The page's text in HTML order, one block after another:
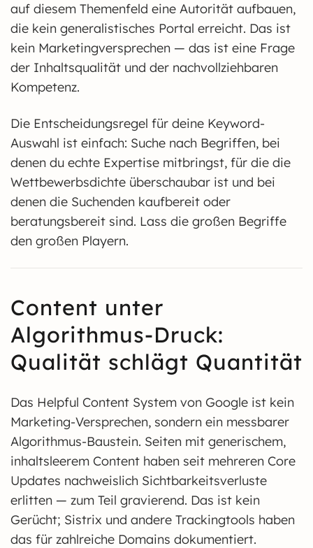
auf diesem Themenfeld eine Autorität aufbauen,
die kein generalistisches Portal erreicht. Das ist
kein Marketingversprechen — das ist eine Frage
der Inhaltsqualität und der nachvollziehbaren
Kompetenz.
Die Entscheidungsregel für deine Keyword-
Auswahl ist einfach: Suche nach Begriffen, bei
denen du echte Expertise mitbringst, für die die
Wettbewerbsdichte überschaubar ist und bei
denen die Suchenden kaufbereit oder
beratungsbereit sind. Lass die großen Begriffe
den großen Playern.
Content unter
Algorithmus-Druck:
Qualität schlägt Quantität
Das Helpful Content System von Google ist kein
Marketing-Versprechen, sondern ein messbarer
Algorithmus-Baustein. Seiten mit generischem,
inhaltsleerem Content haben seit mehreren Core
Updates nachweislich Sichtbarkeitsverluste
erlitten — zum Teil gravierend. Das ist kein
Gerücht; Sistrix und andere Trackingtools haben
das für zahlreiche Domains dokumentiert.